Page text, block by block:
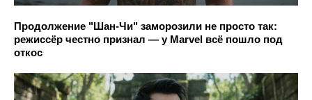
Продолжение "Шан-Чи" заморозили не просто так:
режиссёр честно признал — у Marvel всё пошло под
откос